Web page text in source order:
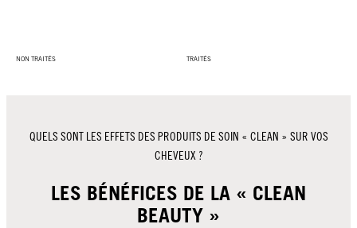
NON TRAITÉS TRAITÉS
QUELS SONT LES EFFETS DES PRODUITS DE SOIN « CLEAN » SUR VOS
CHEVEUX ?
LES BÉNÉFICES DE LA « CLEAN
BEAUTY »